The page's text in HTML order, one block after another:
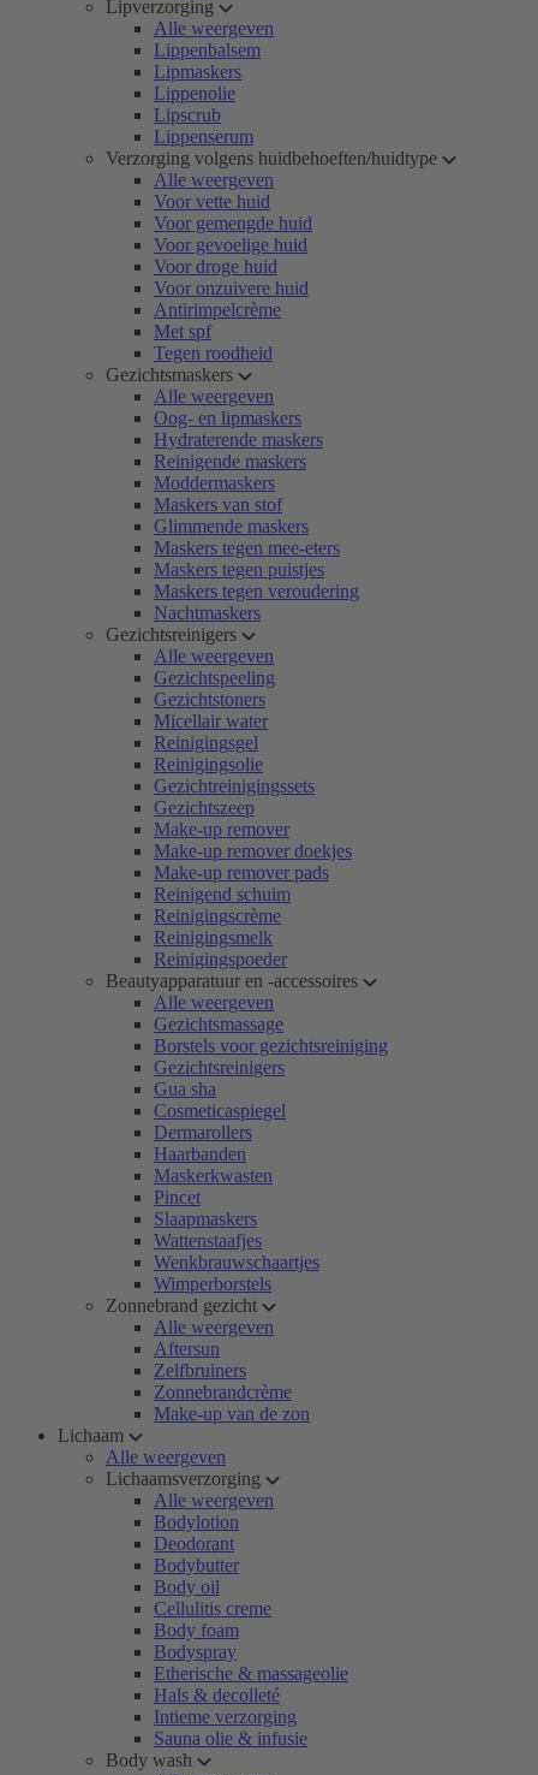
Lipverzorging
Alle weergeven
Lippenbalsem
Lipmaskers
Lippenolie
Lipscrub
Lippenserum
Verzorging volgens huidbehoeften/huidtype
Alle weergeven
Voor vette huid
Voor gemengde huid
Voor gevoelige huid
Voor droge huid
Voor onzuivere huid
Antirimpelcrème
Met spf
Tegen roodheid
Gezichtsmaskers
Alle weergeven
Oog- en lipmaskers
Hydraterende maskers
Reinigende maskers
Moddermaskers
Maskers van stof
Glimmende maskers
Maskers tegen mee-eters
Maskers tegen puistjes
Maskers tegen veroudering
Nachtmaskers
Gezichtsreinigers
Alle weergeven
Gezichtspeeling
Gezichtstoners
Micellair water
Reinigingsgel
Reinigingsolie
Gezichtreinigingssets
Gezichtszeep
Make-up remover
Make-up remover doekjes
Make-up remover pads
Reinigend schuim
Reinigingscrème
Reinigingsmelk
Reinigingspoeder
Beautyapparatuur en -accessoires
Alle weergeven
Gezichtsmassage
Borstels voor gezichtsreiniging
Gezichtsreinigers
Gua sha
Cosmeticaspiegel
Dermarollers
Haarbanden
Maskerkwasten
Pincet
Slaapmaskers
Wattenstaafjes
Wenkbrauwschaartjes
Wimperborstels
Zonnebrand gezicht
Alle weergeven
Aftersun
Zelfbruiners
Zonnebrandcrème
Make-up van de zon
Lichaam
Alle weergeven
Lichaamsverzorging
Alle weergeven
Bodylotion
Deodorant
Bodybutter
Body oil
Cellulitis creme
Body foam
Bodyspray
Etherische & massageolie
Hals & decolleté
Intieme verzorging
Sauna olie & infusie
Body wash